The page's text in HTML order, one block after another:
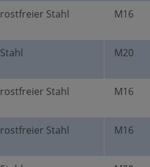
rostfreier Stahl M16
Stahl M20
rostfreier Stahl M16
rostfreier Stahl M16